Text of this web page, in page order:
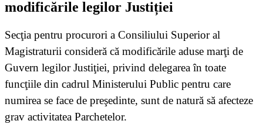
modificările legilor Justiției
Secţia pentru procurori a Consiliului Superior al
Magistraturii consideră că modificările aduse marţi de
Guvern legilor Justiţiei, privind delegarea în toate
funcţiile din cadrul Ministerului Public pentru care
numirea se face de preşedinte, sunt de natură să afecteze
grav activitatea Parchetelor.